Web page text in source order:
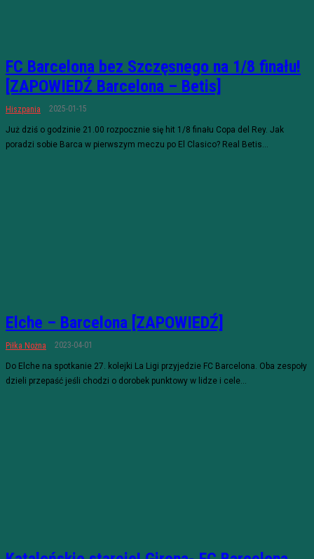
FC Barcelona bez Szczęsnego na 1/8 finału!
[ZAPOWIEDŹ Barcelona – Betis]
Hiszpania 2025-01-15
Już dziś o godzinie 21.00 rozpocznie się hit 1/8 finału Copa del Rey. Jak
poradzi sobie Barca w pierwszym meczu po El Clasico? Real Betis...
Elche – Barcelona [ZAPOWIEDŹ]
Piłka Nożna 2023-04-01
Do Elche na spotkanie 27. kolejki La Ligi przyjedzie FC Barcelona. Oba zespoły
dzieli przepaść jeśli chodzi o dorobek punktowy w lidze i cele...